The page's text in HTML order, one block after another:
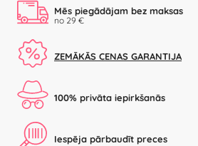
Mēs piegādājam bez maksas
no 29 €
ZEMĀKĀS CENAS GARANTIJA
100% privāta iepirkšanās
Iespēja pārbaudīt preces